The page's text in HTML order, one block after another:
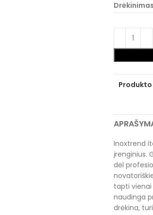
Drėkinimas
Inoxtrend
įrenginius.
dėl
tapti vienai
naudinga
drėkina,